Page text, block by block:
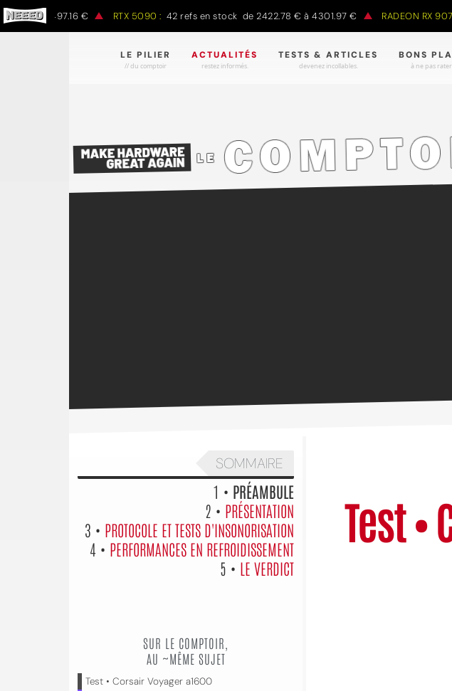
€ à 1497.16 € RTX 5090 : 42 refs en stock de 2422.78 € à 4301.97 € RADEON RX 9070 :
LE PILIER
// du comptoir
ACTUALITÉS
restez informés.
TESTS & ARTICLES
devenez incollables.
BONS
à ne pas
Test •
SOMMAIRE
1 • PRÉAMBULE
2 • PRÉSENTATION
3 • PROTOCOLE ET TESTS D'INSONORISATION
4 • PERFORMANCES EN REFROIDISSEMENT
5 • LE VERDICT
SUR LE COMPTOIR,
AU ~MÊME SUJET
Test • Corsair Voyager a1600